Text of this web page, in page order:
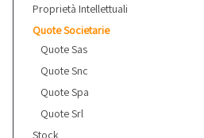
Proprietà Intellettuali
Quote Societarie
Quote Sas
Quote Snc
Quote Spa
Quote Srl
Stock